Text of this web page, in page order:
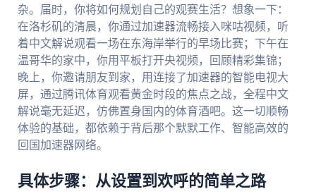
杂。届时，你将如何规划自己的观赛生活？想象一下：
在洛杉矶的清晨，你通过加速器流畅接入咪咕视频，听
着中文解说观看一场在东海岸举行的早场比赛；下午在
温哥华的家中，你用平板打开央视频，回顾精彩集锦；
晚上，你邀请朋友到家，用连接了加速器的智能电视大
屏，通过腾讯体育观看黄金时段的焦点之战，全程中文
解说毫无延迟，仿佛置身国内的体育酒吧。这一切顺畅
体验的基础，都依赖于背后那个默默工作、智能高效的
回国加速器网络。
具体步骤：从设置到欢呼的简单之路